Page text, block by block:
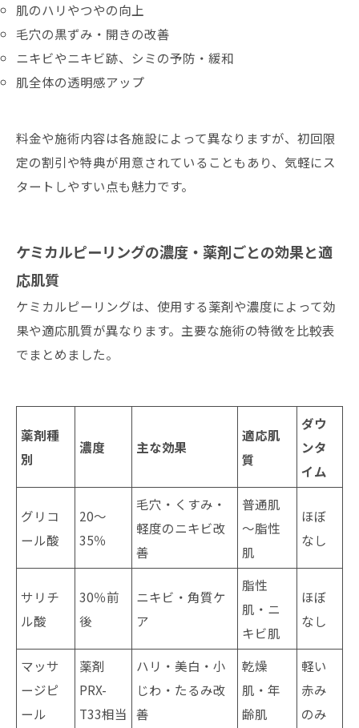
肌のハリやつやの向上
毛穴の黒ずみ・開きの改善
ニキビやニキビ跡、シミの予防・緩和
肌全体の透明感アップ
料金や施術内容は各施設によって異なりますが、初回限
定の割引や特典が用意されていることもあり、気軽にス
タートしやすい点も魅力です。
ケミカルピーリングの濃度・薬剤ごとの効果と適
応肌質
ケミカルピーリングは、使用する薬剤や濃度によって効
果や適応肌質が異なります。主要な施術の特徴を比較表
でまとめました。
薬剤種
別
濃度 主な効果
適応肌
質
ダウ
ンタ
イム
グリコ
ール酸
20～
35％
毛穴・くすみ・
軽度のニキビ改
善
普通肌
～脂性
肌
ほぼ
なし
サリチ
ル酸
30％前
後
ニキビ・角質ケ
ア
脂性
肌・ニ
キビ肌
ほぼ
なし
マッサ
ージピ
ール
薬剤
PRX-
T33相当
ハリ・美白・小
じわ・たるみ改
善
乾燥
肌・年
齢肌
軽い
赤み
のみ